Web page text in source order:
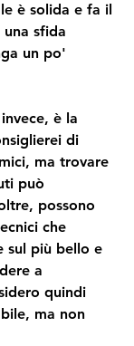
è solida e fa il
sfida
un po'
è la
di
ma trovare
può
possono
che
sul più bello e
a
quindi
ma non